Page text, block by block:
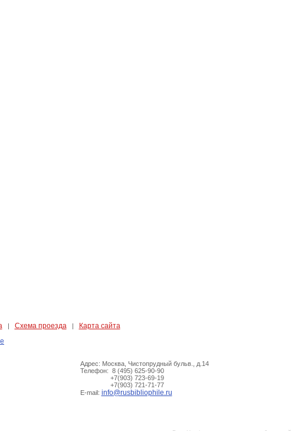
| Схема проезда |
Карта сайта
Адрес: Москва, Чистопрудный бульв., д.14
Телефон: 8 (495) 625-90-90
+7(903) 723-69-19
+7(903) 721-71-77
E-mail: info@rusbibliophile.ru